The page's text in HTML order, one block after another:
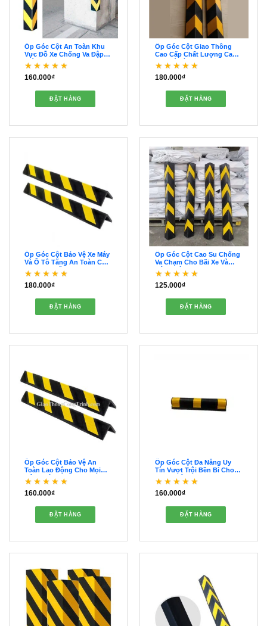
Ốp Góc Cột An Toàn Khu
Vực Đỗ Xe Chống Va Đập
Hiệu Quả – OOGC00055
Được xếp hạng
160.000₫
ĐẶT HÀNG
Ốp Góc Cột Giao Thông
Cao Cấp Chất Lượng Cao
Bảo Vệ Tính Mạng –
OOGC00054
Được xếp hạng
180.000₫
ĐẶT HÀNG
Ốp Góc Cột Bảo Vệ Xe Máy
Và Ô Tô Tăng An Toàn Cho
Khu Vực Đỗ Xe –
OOGC00053
Được xếp hạng
180.000₫
ĐẶT HÀNG
Ốp Góc Cột Cao Su Chống
Va Chạm Cho Bãi Xe Và
Công Trình – OOGC00052
Được xếp hạng
125.000₫
ĐẶT HÀNG
Ốp Góc Cột Bảo Vệ An
Toàn Lao Động Cho Mọi
Công Trình – OOGC00051
Được xếp hạng
160.000₫
ĐẶT HÀNG
Ốp Góc Cột Đa Năng Uy
Tín Vượt Trội Bền Bỉ Cho
Giao Thông – OOGC00050
Được xếp hạng
160.000₫
ĐẶT HÀNG